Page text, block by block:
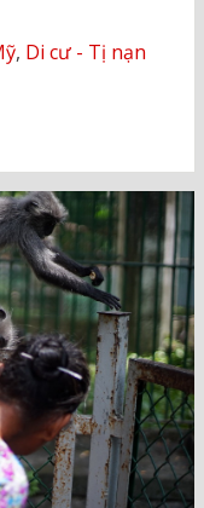
, Di cư - Tị nạn